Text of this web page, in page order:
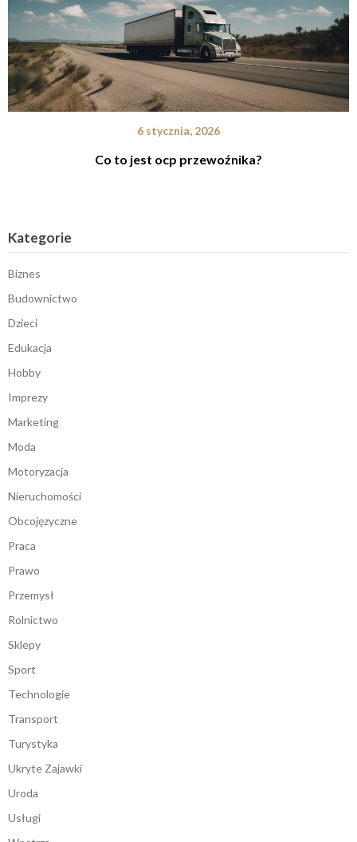
6 stycznia, 2026
Co to jest ocp przewoźnika?
Kategorie
Biznes
Budownictwo
Dzieci
Edukacja
Hobby
Imprezy
Marketing
Moda
Motoryzacja
Nieruchomości
Obcojęzyczne
Praca
Prawo
Przemysł
Rolnictwo
Sklepy
Sport
Technologie
Transport
Turystyka
Ukryte Zajawki
Uroda
Usługi